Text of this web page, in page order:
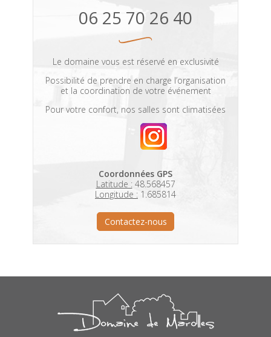
06 25 70 26 40
Le domaine vous est réservé en exclusivité
Possibilité de prendre en charge l’organisation
et la coordination de votre événement
Pour votre confort, nos salles sont climatisées
Coordonnées GPS
Latitude :48.568457
Longitude : 1.685814
Contactez-nous